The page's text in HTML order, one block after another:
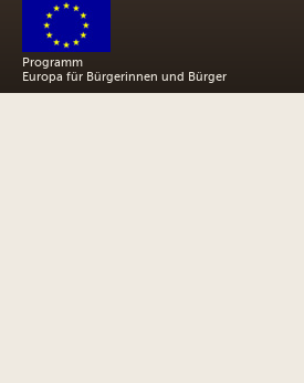
Programm
Europa für Bürgerinnen und Bürger